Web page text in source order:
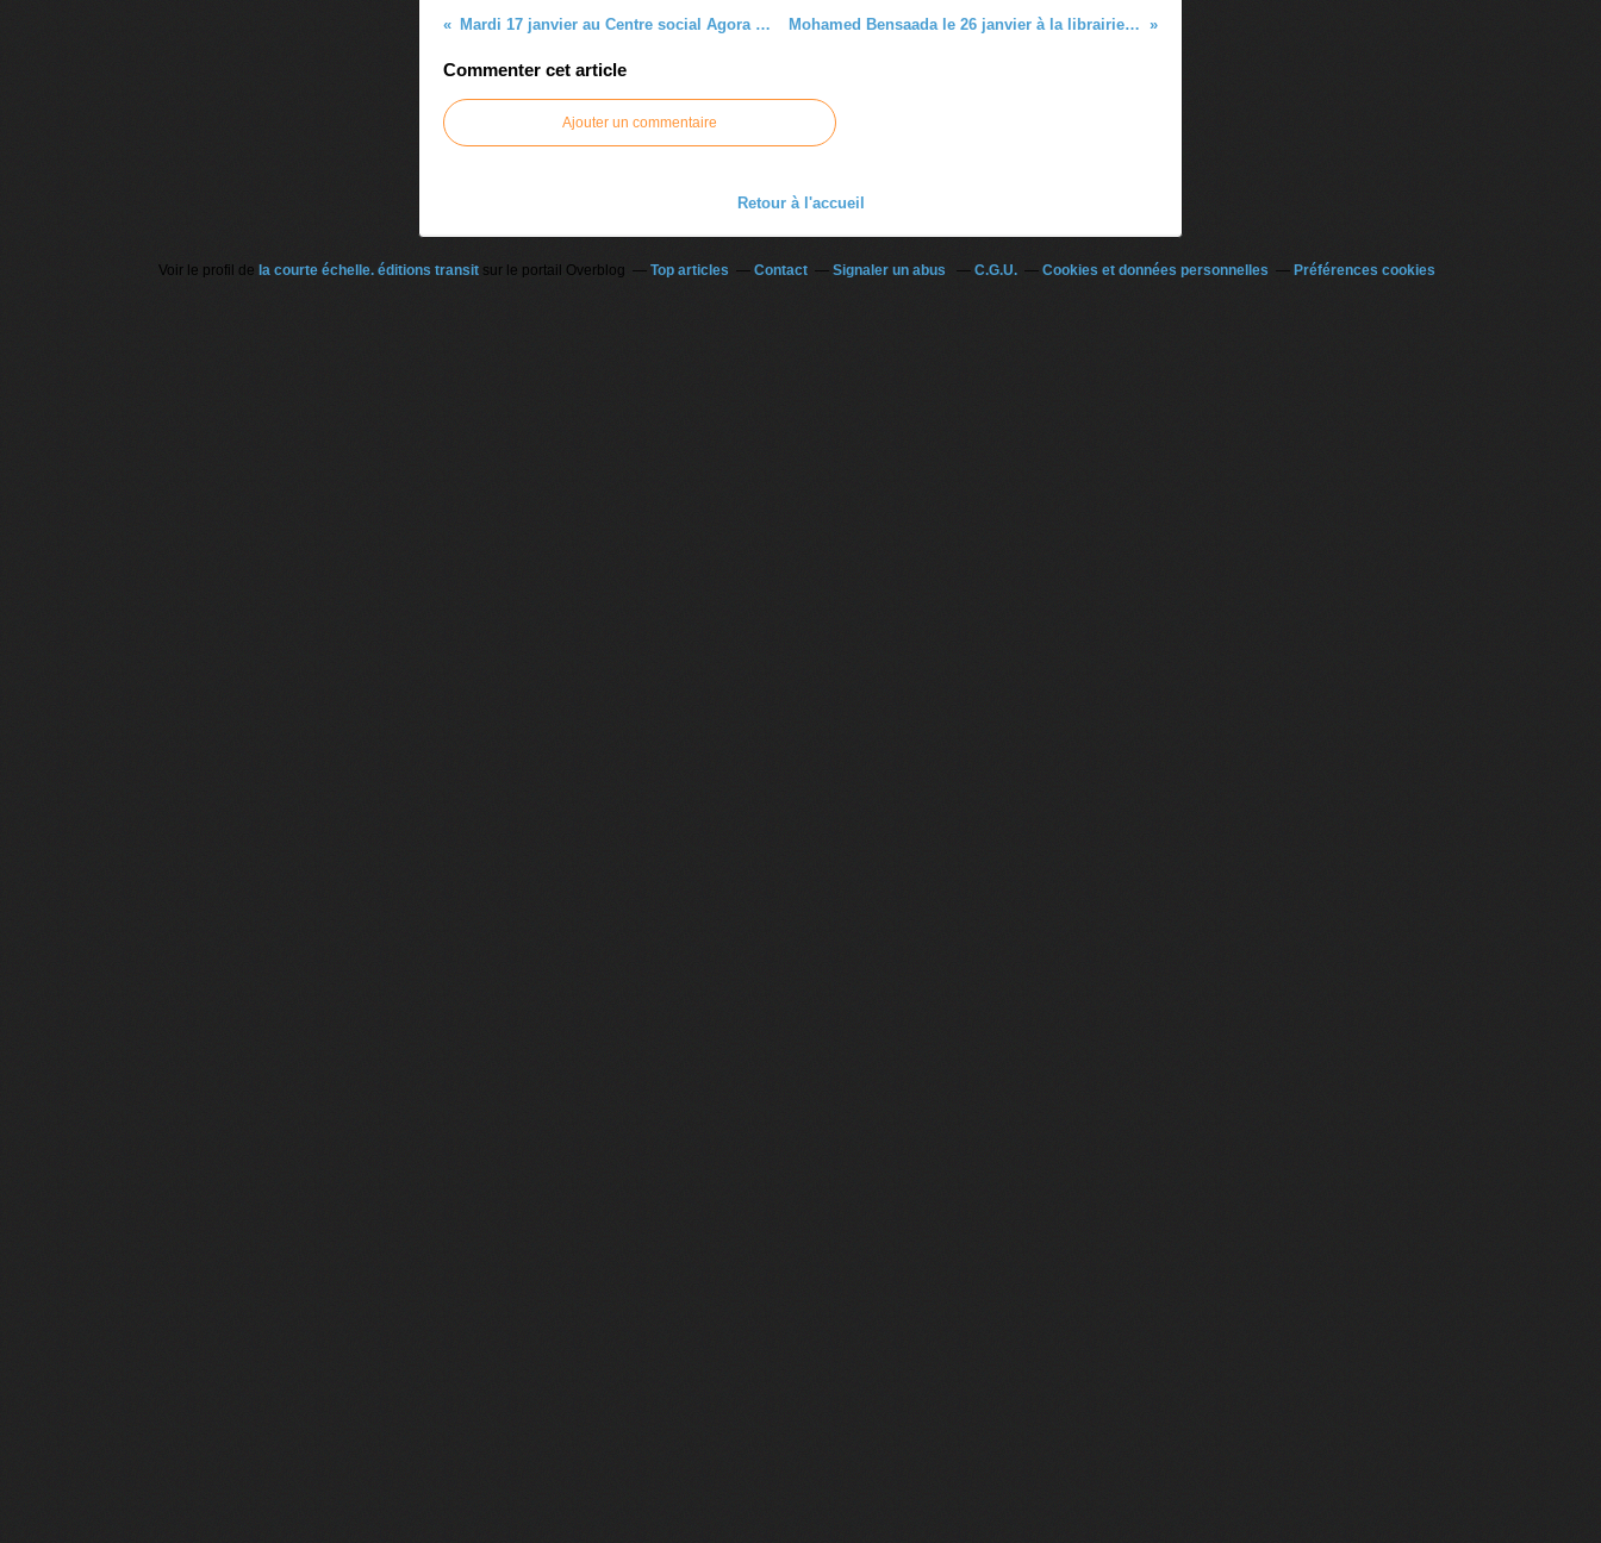
Mardi 17 janvier au Centre social Agora à Marseille 14ème Mohamed Bensaada le 26 janvier à la librairie transit de Marseille
Commenter cet article
Ajouter un commentaire
Retour à l'accueil
Voir le profil de la courte échelle. éditions transit sur le portail Overblog Top articles Contact Signaler un abus C.G.U. Cookies et données personnelles Préférences cookies